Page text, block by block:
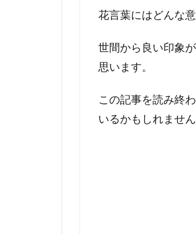
花言葉にはどんな
世間から良い印象
思います。
この記事を読み終
いるかもしれませ